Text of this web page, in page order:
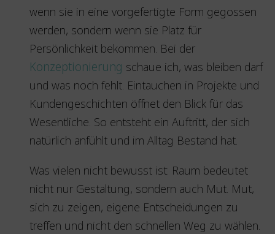
wenn sie in eine vorgefertigte Form gegossen
werden, sondern wenn sie Platz für
Persönlichkeit bekommen. Bei der
Konzeptionierung schaue ich, was bleiben darf
und was noch fehlt. Eintauchen in Projekte und
Kundengeschichten öffnet den Blick für das
Wesentliche. So entsteht ein Auftritt, der sich
natürlich anfühlt und im Alltag Bestand hat.
Was vielen nicht bewusst ist: Raum bedeutet
nicht nur Gestaltung, sondern auch Mut. Mut,
sich zu zeigen, eigene Entscheidungen zu
treffen und nicht den schnellen Weg zu wählen.